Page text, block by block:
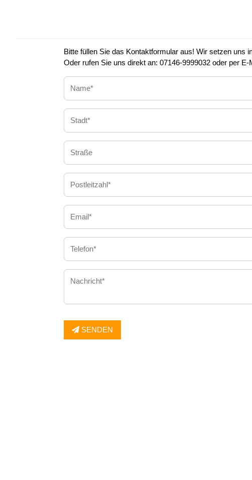
Bitte füllen Sie das Kontaktformular aus! Wir setzen uns
Oder rufen Sie uns direkt an: 07146-9999032 oder per
SENDEN